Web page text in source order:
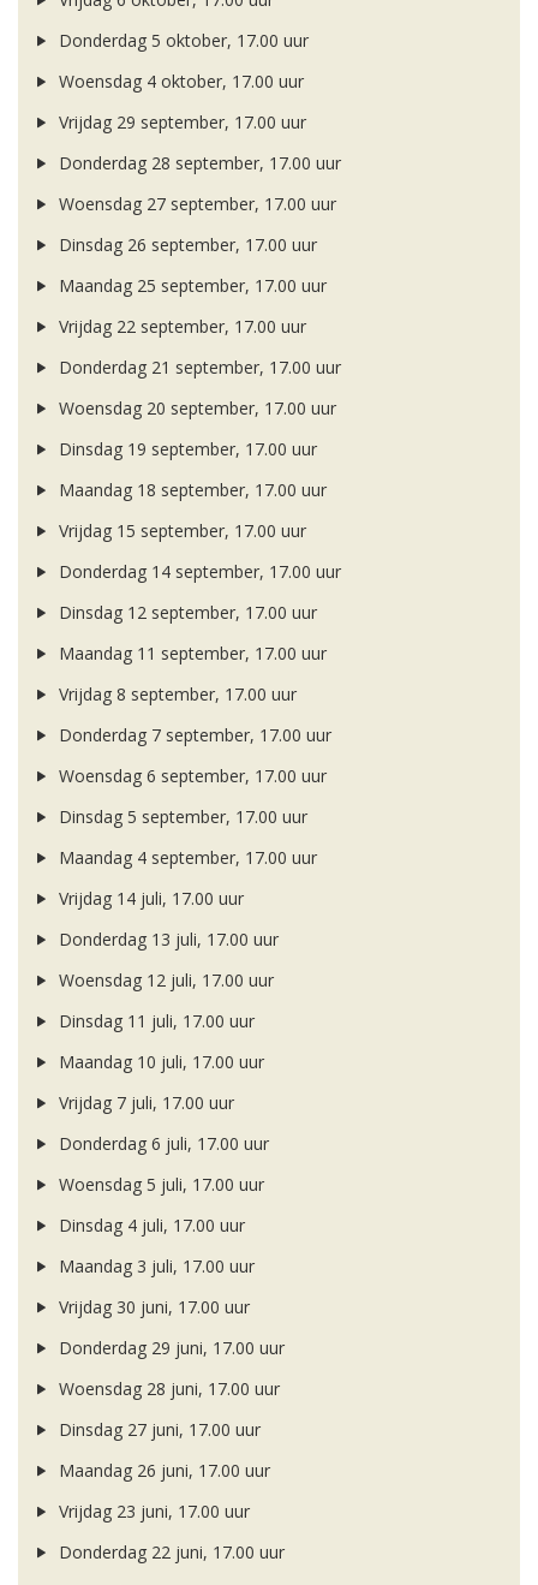
Donderdag 5 oktober, 17.00 uur
Woensdag 4 oktober, 17.00 uur
Vrijdag 29 september, 17.00 uur
Donderdag 28 september, 17.00 uur
Woensdag 27 september, 17.00 uur
Dinsdag 26 september, 17.00 uur
Maandag 25 september, 17.00 uur
Vrijdag 22 september, 17.00 uur
Donderdag 21 september, 17.00 uur
Woensdag 20 september, 17.00 uur
Dinsdag 19 september, 17.00 uur
Maandag 18 september, 17.00 uur
Vrijdag 15 september, 17.00 uur
Donderdag 14 september, 17.00 uur
Dinsdag 12 september, 17.00 uur
Maandag 11 september, 17.00 uur
Vrijdag 8 september, 17.00 uur
Donderdag 7 september, 17.00 uur
Woensdag 6 september, 17.00 uur
Dinsdag 5 september, 17.00 uur
Maandag 4 september, 17.00 uur
Vrijdag 14 juli, 17.00 uur
Donderdag 13 juli, 17.00 uur
Woensdag 12 juli, 17.00 uur
Dinsdag 11 juli, 17.00 uur
Maandag 10 juli, 17.00 uur
Vrijdag 7 juli, 17.00 uur
Donderdag 6 juli, 17.00 uur
Woensdag 5 juli, 17.00 uur
Dinsdag 4 juli, 17.00 uur
Maandag 3 juli, 17.00 uur
Vrijdag 30 juni, 17.00 uur
Donderdag 29 juni, 17.00 uur
Woensdag 28 juni, 17.00 uur
Dinsdag 27 juni, 17.00 uur
Maandag 26 juni, 17.00 uur
Vrijdag 23 juni, 17.00 uur
Donderdag 22 juni, 17.00 uur